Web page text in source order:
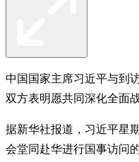
中国国家主席习近平与到
双方表明愿共同深化全面
据新华社报道，习近平星
会堂同赴华进行国事访问